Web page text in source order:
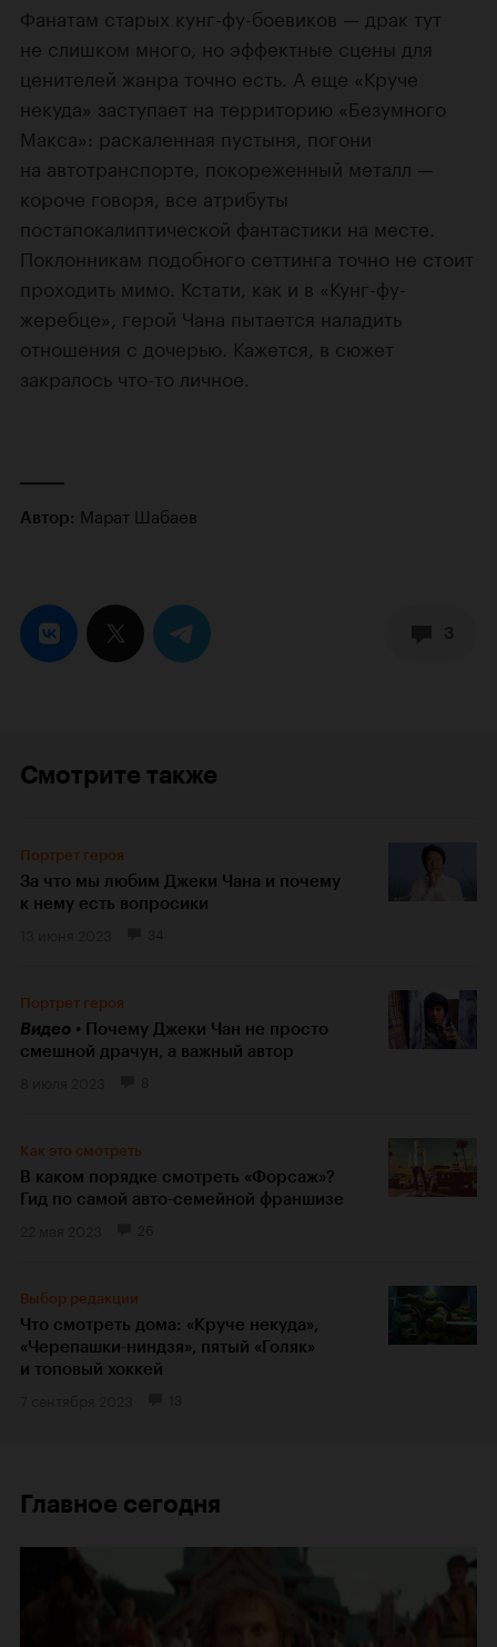
Фанатам старых кунг-фу-боевиков — драк тут
не слишком много, но эффектные сцены для
ценителей жанра точно есть. А еще «Круче
некуда» заступает на территорию «Безумного
Макса»: раскаленная пустыня, погони
на автотранспорте, покореженный металл —
короче говоря, все атрибуты
постапокалиптической фантастики на месте.
Поклонникам подобного сеттинга точно не стоит
проходить мимо. Кстати, как и в «Кунг-фу-
жеребце», герой Чана пытается наладить
отношения с дочерью. Кажется, в сюжет
закралось что-то личное.
Автор: Марат Шабаев
Смотрите также
Портрет героя
За что мы любим Джеки Чана и почему
к нему есть вопросики
Портрет героя
Видео
Почему Джеки Чан не просто
смешной драчун, а важный автор
Как это смотреть
В каком порядке смотреть «Форсаж»?
Гид по самой авто-семейной франшизе
Выбор редакции
Что смотреть дома: «Круче некуда»,
«Черепашки-ниндзя», пятый «Голяк»
и топовый хоккей
Главное сегодня